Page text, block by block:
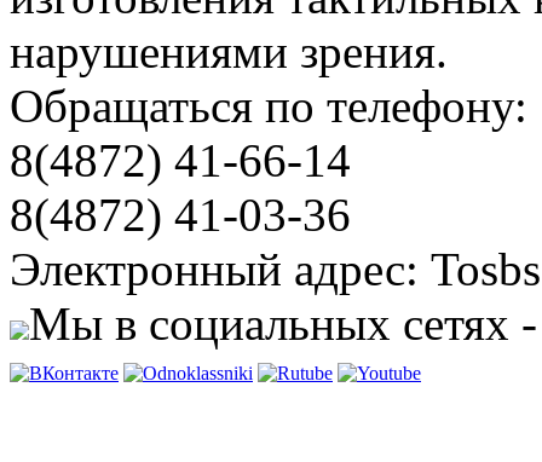
нарушениями зрения.
Обращаться по телефону:
8(4872) 41-66-14
8(4872) 41-03-36
Электронный адрес:
Мы в социальных сетях